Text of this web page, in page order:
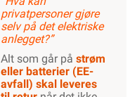
privatpersoner gjøre
selv på det elektriske
anlegget?”
Alt som går på strøm
eller batterier (EE-
avfall) skal leveres